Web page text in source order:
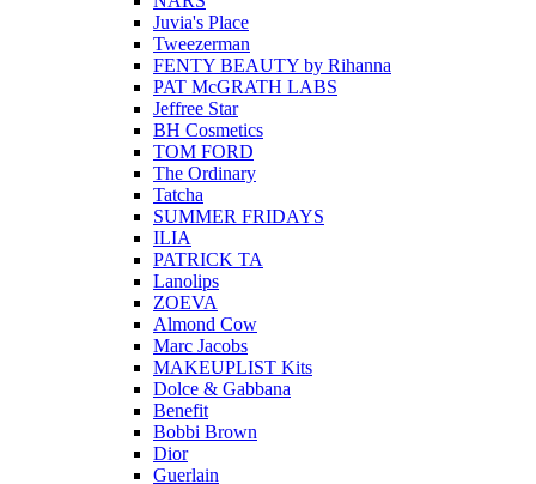
Juvia's Place
Tweezerman
FENTY BEAUTY by Rihanna
PAT McGRATH LABS
Jeffree Star
BH Cosmetics
TOM FORD
The Ordinary
Tatcha
SUMMER FRIDAYS
ILIA
PATRICK TA
Lanolips
ZOEVA
Almond Cow
Marc Jacobs
MAKEUPLIST Kits
Dolce & Gabbana
Benefit
Bobbi Brown
Dior
Guerlain